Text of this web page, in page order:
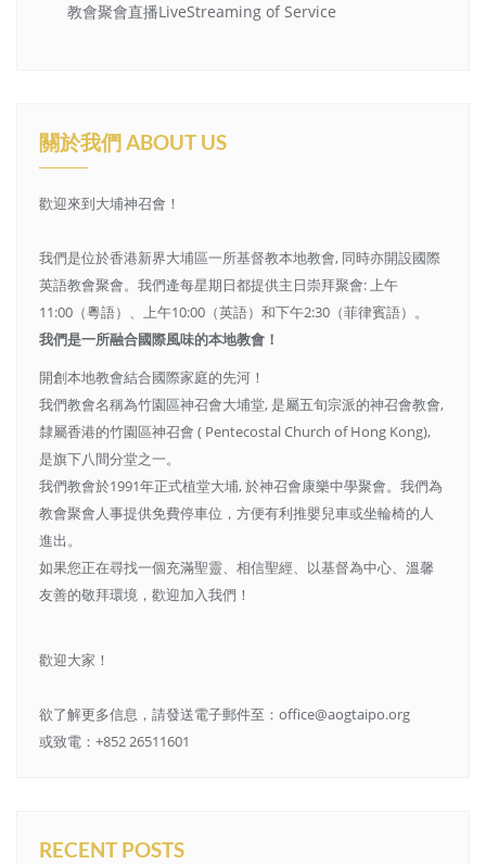
教會聚會直播LiveStreaming of Service
關於我們 ABOUT US
歡迎來到大埔神召會！
我們是位於香港新界大埔區一所基督教本地教會, 同時亦開設國際
英語教會聚會。我們逄每星期日都提供主日崇拜聚會: 上午
11:00（粵語）、上午10:00（英語）和下午2:30（菲律賓語）。
我們是一所融合國際風味的本地教會！
開創本地教會結合國際家庭的先河！
我們教會名稱為竹園區神召會大埔堂, 是屬五旬宗派的神召會教會,
隸屬香港的竹園區神召會 ( Pentecostal Church of Hong Kong),
是旗下八間分堂之一。
我們教會於1991年正式植堂大埔, 於神召會康樂中學聚會。我們為
教會聚會人事提供免費停車位，方便有利推嬰兒車或坐輪椅的人
進出。
如果您正在尋找一個充滿聖靈、相信聖經、以基督為中心、溫馨
友善的敬拜環境，歡迎加入我們！
歡迎大家！
欲了解更多信息，請發送電子郵件至：office@aogtaipo.org
或致電：+852 26511601
RECENT POSTS